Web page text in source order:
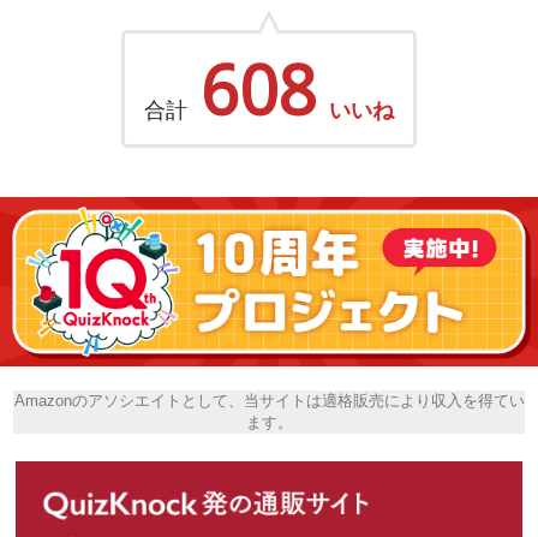
合計 608 いいね
Amazonのアソシエイトとして、当サイトは適格販売により収入を得てい
ます。